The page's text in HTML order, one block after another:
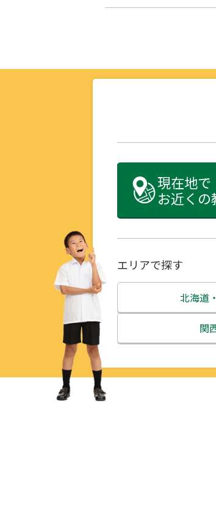
現在地で
お近く
エリアで探す
北海道
北海
関